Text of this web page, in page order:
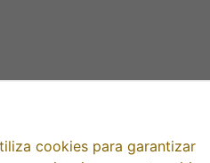
cookies para garantizar